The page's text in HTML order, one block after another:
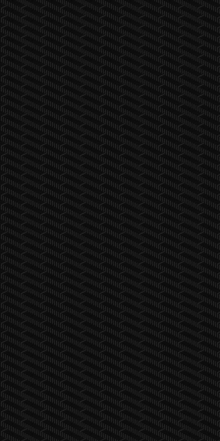
Unity-Water2D
Unity3D-LogCat-extension
UnityAssetUsageDetector
UnityProjectCloner
Unity_HomeAssignment